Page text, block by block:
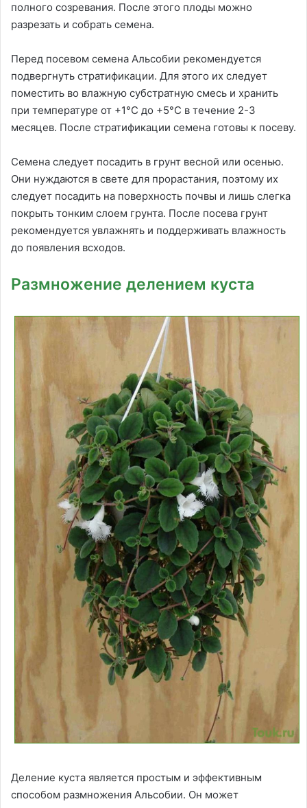
полного созревания. После этого плоды можно
разрезать и собрать семена.
Перед посевом семена Альсобии рекомендуется
подвергнуть стратификации. Для этого их следует
поместить во влажную субстратную смесь и хранить
при температуре от +1°C до +5°C в течение 2-3
месяцев. После стратификации семена готовы к посеву.
Семена следует посадить в грунт весной или осенью.
Они нуждаются в свете для прорастания, поэтому их
следует посадить на поверхность почвы и лишь слегка
покрыть тонким слоем грунта. После посева грунт
рекомендуется увлажнять и поддерживать влажность
до появления всходов.
Размножение делением куста
Деление куста является простым и эффективным
способом размножения Альсобии. Он может